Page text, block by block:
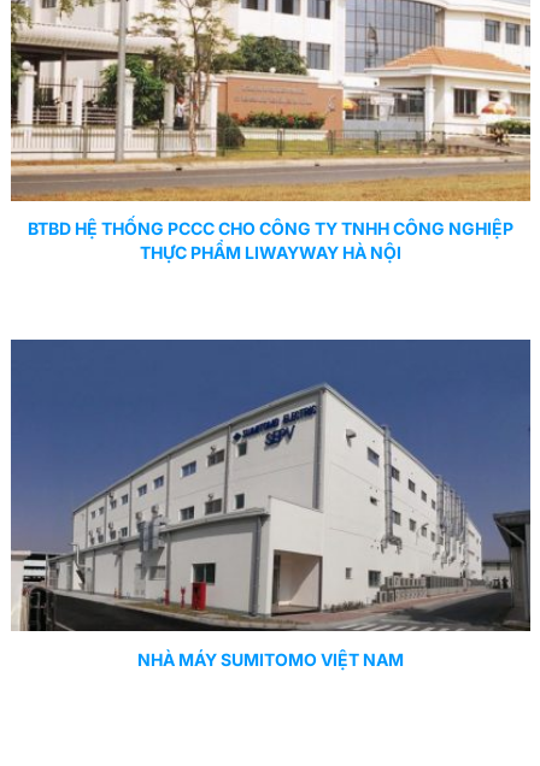
BTBD HỆ THỐNG PCCC CHO CÔNG TY TNHH CÔNG NGHIỆP
THỰC PHẨM LIWAYWAY HÀ NỘI
NHÀ MÁY SUMITOMO VIỆT NAM